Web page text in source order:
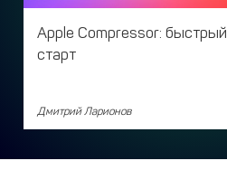
Apple Compressor: быстрый
старт
Дмитрий Ларионов